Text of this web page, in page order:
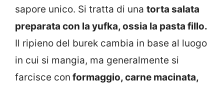
sapore unico. Si tratta di una torta salata
preparata con la yufka, ossia la pasta fillo.
Il ripieno del burek cambia in base al luogo
in cui si mangia, ma generalmente si
farcisce con formaggio, carne macinata,